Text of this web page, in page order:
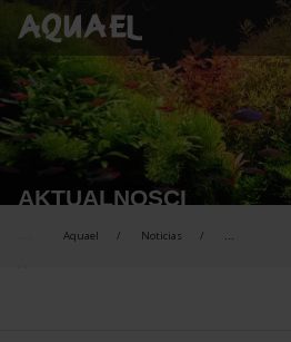
AKTUALNOSCI
Aquael Noticias